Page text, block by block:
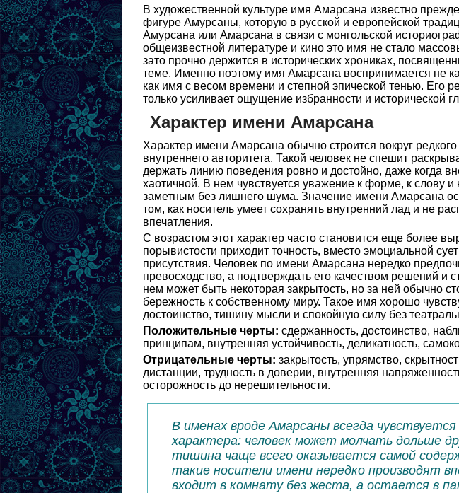
В художественной культуре имя Амарсана известно
фигуре Амурсаны, которую в русской и европейской
Амурсана или Амарсана в связи с монгольской
общеизвестной литературе и кино это имя не стало
зато прочно держится в исторических хрониках,
теме. Именно поэтому имя Амарсана воспринимается не
как имя с весом времени и степной эпической тенью. Его
только усиливает ощущение избранности и исторической
Характер имени Амарсана
Характер имени Амарсана обычно строится вокруг
внутреннего авторитета. Такой человек не спешит
держать линию поведения ровно и достойно, даже когда
хаотичной. В нем чувствуется уважение к форме, к слову и
заметным без лишнего шума. Значение имени Амарсана
том, как носитель умеет сохранять внутренний лад и не
впечатления.
С возрастом этот характер часто становится еще более
порывистости приходит точность, вместо эмоциальной
присутствия. Человек по имени Амарсана нередко
превосходство, а подтверждать его качеством решений и
нем может быть некоторая закрытость, но за ней обычно
бережность к собственному миру. Такое имя хорошо
достоинство, тишину мысли и спокойную силу без
Положительные черты: сдержанность, достоинство,
принципам, внутренняя устойчивость, деликатность,
Отрицательные черты: закрытость, упрямство,
дистанции, трудность в доверии, внутренняя
осторожность до нерешительности.
В именах вроде Амарсаны всегда чувствуется
характера: человек может молчать дольше
тишина чаще всего оказывается самой
такие носители имени нередко производят
входит в комнату без жеста, а остается в